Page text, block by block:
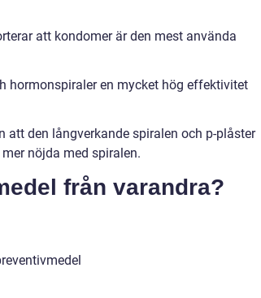
att kondomer är den mest använda
hormonspiraler en mycket hög effektivitet
den långverkande spiralen och p-plåster
nöjda med spiralen.
från varandra?